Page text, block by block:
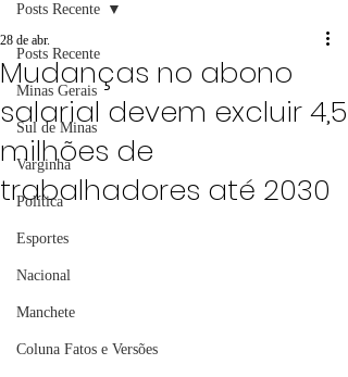
Posts Recente
Minas Gerais
Sul de Minas
Varginha
Política
Esportes
Nacional
Manchete
Coluna Fatos e Versões
Posts Recente
Mudanças no abono
salarial devem excluir 4,5
milhões de
trabalhadores até 2030
28 de abr.